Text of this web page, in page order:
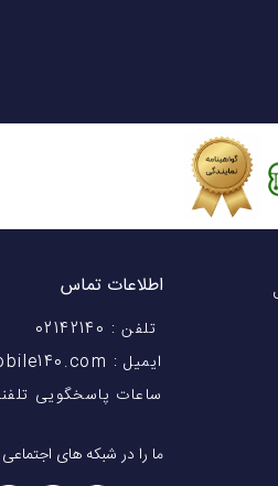
شماست! با 28 سال
اطلاعات تماس
تلفن : 02142140
ایمیل : support@mobile140.com
ساعات پاسخگویی تلفنی :
ما را در شبکه های اجتماعی